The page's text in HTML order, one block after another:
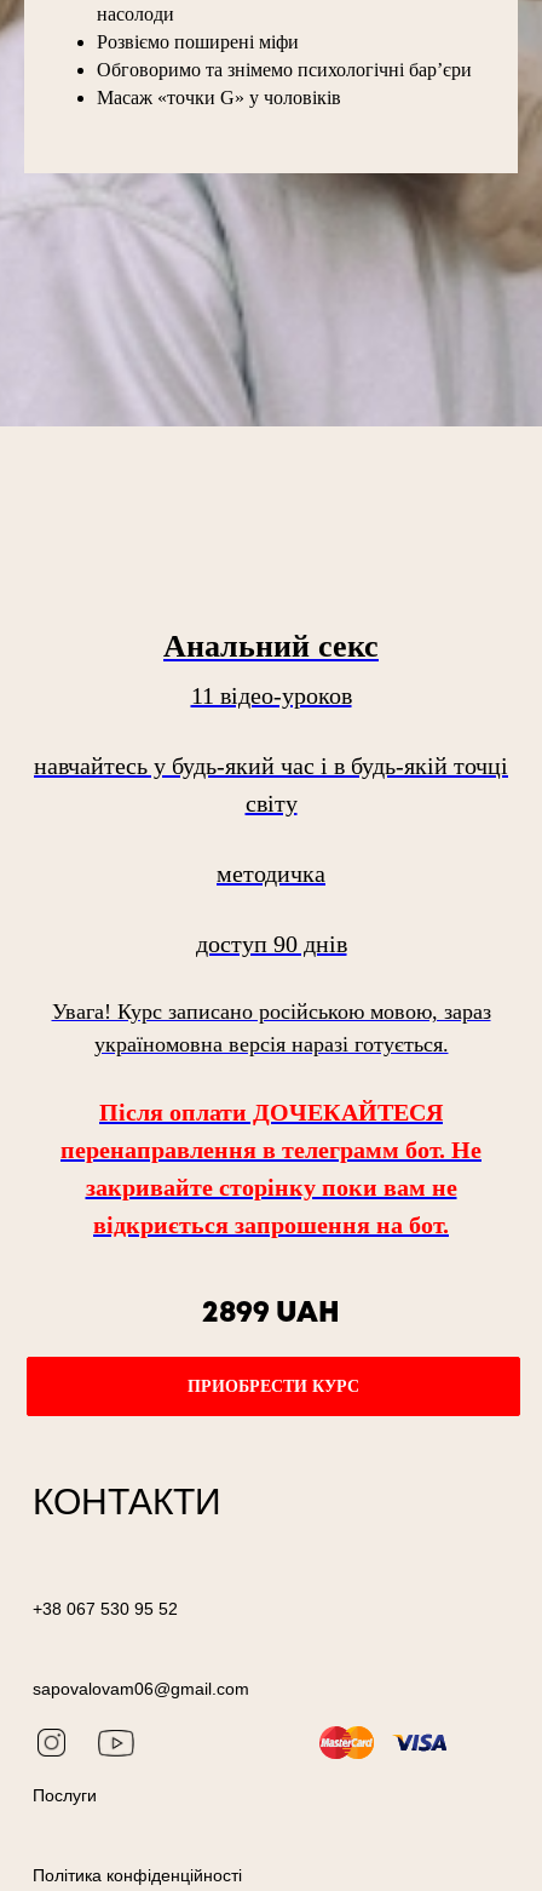
насолоди
Розвіємо поширені міфи
Обговоримо та знімемо психологічні бар’єри
Масаж «точки G» у чоловіків
Анальний секс
11 відео-уроков
навчайтесь у будь-який час і в будь-якій точці
світу
методичка
доступ 90 днів
Увага! Курс записано російською мовою, зараз
україномовна версія наразі готується.
Після оплати ДОЧЕКАЙТЕСЯ
перенаправлення в телеграмм бот. Не
закривайте сторінку поки вам не
відкриється запрошення на бот.
2899 UAH
ПРИОБРЕСТИ КУРС
КОНТАКТИ
Послуги
+38 067 530 95 52
Політика конфіденційності
sapovalovam06@gmail.com